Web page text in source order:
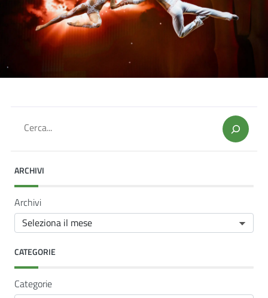
Cerca
ARCHIVI
Archivi
CATEGORIE
Categorie